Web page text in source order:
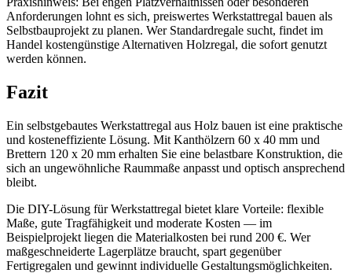
Anforderungen lohnt es sich, preiswertes Werkstattregal bauen als
Selbstbauprojekt zu planen. Wer Standardregale sucht, findet im
Handel kostengünstige Alternativen Holzregal, die sofort genutzt
werden können.
Fazit
Ein selbstgebautes Werkstattregal aus Holz bauen ist eine praktische
und kosteneffiziente Lösung. Mit Kanthölzern 60 x 40 mm und
Brettern 120 x 20 mm erhalten Sie eine belastbare Konstruktion, die
sich an ungewöhnliche Raummaße anpasst und optisch ansprechend
bleibt.
Die DIY-Lösung für Werkstattregal bietet klare Vorteile: flexible
Maße, gute Tragfähigkeit und moderate Kosten — im
Beispielprojekt liegen die Materialkosten bei rund 200 €. Wer
maßgeschneiderte Lagerplätze braucht, spart gegenüber
Fertigregalen und gewinnt individuelle Gestaltungsmöglichkeiten.